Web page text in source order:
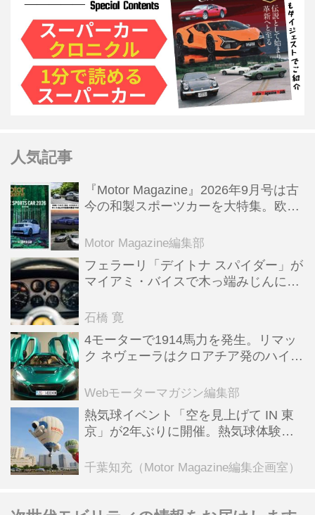
人気記事
『Motor Magazine』2026年9月号は古
今の和製スポーツカーを大特集。欧州
Motor Magazine編集部
フェラーリ「デイトナ スパイダー」が
マイアミ・バイスで木っ端みじんにな
石橋 寛
4モーターで1914馬力を発生。リマッ
ク ネヴェーラはクロアチア発のハイパ
全版／115】
Webモーターマガジン編集部
熱気球イベント「空を見上げて IN 東
京」が2年ぶりに開催。熱気球体験搭
ンテンツも
千葉知充（Motor Magazine編集企画室）